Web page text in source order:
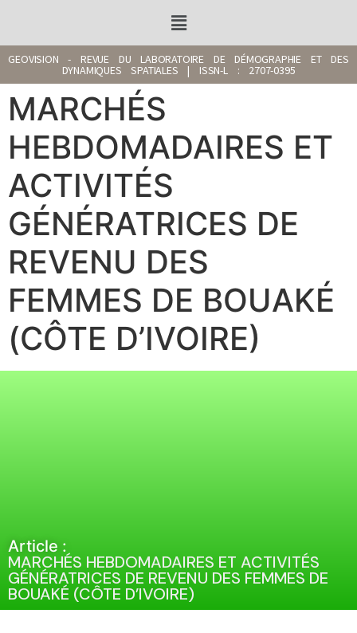
GEOVISION - REVUE DU LABORATOIRE DE DÉMOGRAPHIE ET DES
DYNAMIQUES SPATIALES | ISSN-L : 2707-0395
MARCHÉS
HEBDOMADAIRES ET
ACTIVITÉS
GÉNÉRATRICES DE
REVENU DES
FEMMES DE BOUAKÉ
(CÔTE D’IVOIRE)
Article :
MARCHÉS HEBDOMADAIRES ET ACTIVITÉS
GÉNÉRATRICES DE REVENU DES FEMMES DE
BOUAKÉ (CÔTE D’IVOIRE)